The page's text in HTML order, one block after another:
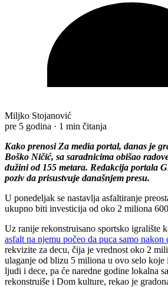
Miljko Stojanović
pre 5 godina · 1 min čitanja
Kako prenosi Za media portal, danas je
Boško Ničić, sa saradnicima obišao
dužini od 155 metara. Redakcija portala
poziv da prisustvuje današnjem presu.
U ponedeljak se nastavlja asfaltiranje
ukupno biti investicija od oko 2 miliona
Uz ranije rekonstruisano sportsko igralište
asfalt na njemu počeo da puca samo nakon
rekvizite za decu, čija je vrednost oko 2
ulaganje od blizu 5 miliona u ovo selo koje
ljudi i dece, pa će naredne godine lokalna
rekonstruiše i Dom kulture, rekao je